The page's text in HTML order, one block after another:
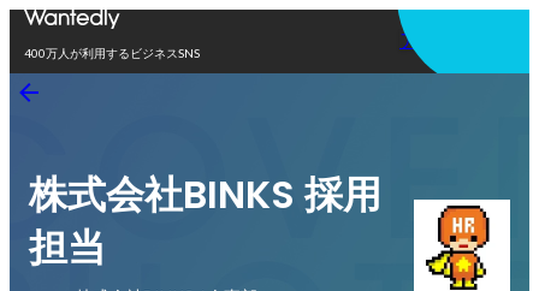
400万人が利用するビジネスSNS
アプリを使う
株式会社BINKS 採用
担当